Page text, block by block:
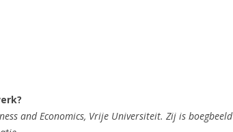
and Economics, Vrije Universiteit. Zij is